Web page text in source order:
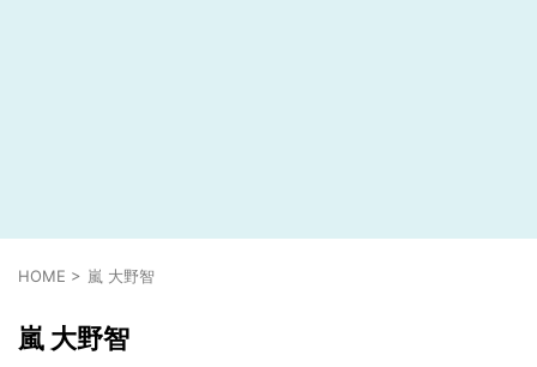
HOME > 嵐 大野智
嵐 大野智